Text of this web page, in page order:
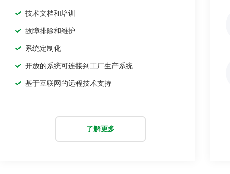
技术文档和培训
故障排除和维护
系统定制化
开放的系统可连接到工厂生产系统
基于互联网的远程技术支持
了解更多